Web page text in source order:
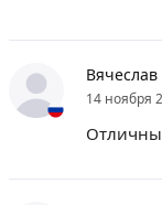
Вячеслав
14 ноября